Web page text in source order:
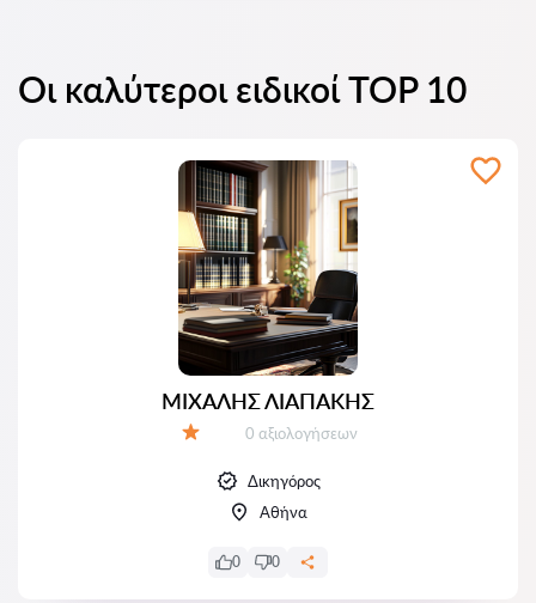
Οι καλύτεροι ειδικοί TOP 10
ΜΙΧΑΛΗΣ ΛΙΑΠΑΚΗΣ
Αξιολογήσεις:
0 αξιολογήσεων
Δικηγόρος
Αθήνα
0 0